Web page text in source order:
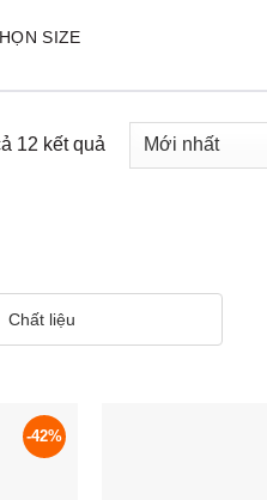
SIZE
12 kết quả
Chất liệu
-42%